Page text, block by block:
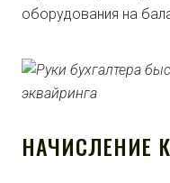
оборудования на
НАЧИСЛЕНИЕ